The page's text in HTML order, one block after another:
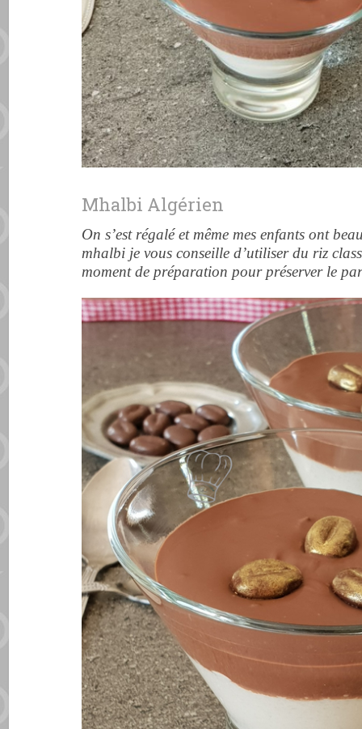
Mhalbi Algérien
On s’est régalé et même mes enfants ont
mhalbi je vous conseille d’utiliser du riz
moment de préparation pour préserver le